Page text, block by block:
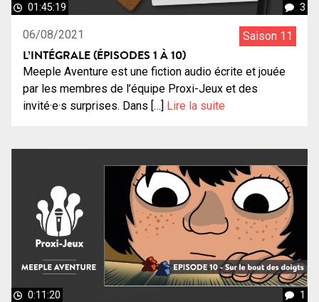
01:45:19 3
06/08/2021 Saison 11
L’INTÉGRALE (ÉPISODES 1 À 10)
Meeple Aventure est une fiction audio écrite et jouée
par les membres de l’équipe Proxi-Jeux et des
invité·e·s surprises. Dans […] Lire la suite
0:11:20 1